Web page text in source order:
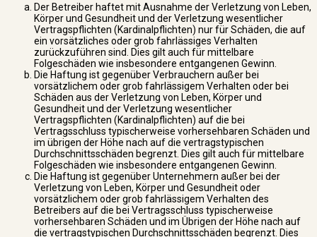
Der Betreiber haftet mit Ausnahme der Verletzung von Leben,
Körper und Gesundheit und der Verletzung wesentlicher
Vertragspflichten (Kardinalpflichten) nur für Schäden, die auf
ein vorsätzliches oder grob fahrlässiges Verhalten
zurückzuführen sind. Dies gilt auch für mittelbare
Folgeschäden wie insbesondere entgangenen Gewinn.
Die Haftung ist gegenüber Verbrauchern außer bei
vorsätzlichem oder grob fahrlässigem Verhalten oder bei
Schäden aus der Verletzung von Leben, Körper und
Gesundheit und der Verletzung wesentlicher
Vertragspflichten (Kardinalpflichten) auf die bei
Vertragsschluss typischerweise vorhersehbaren Schäden und
im übrigen der Höhe nach auf die vertragstypischen
Durchschnittsschäden begrenzt. Dies gilt auch für mittelbare
Folgeschäden wie insbesondere entgangenen Gewinn.
Die Haftung ist gegenüber Unternehmern außer bei der
Verletzung von Leben, Körper und Gesundheit oder
vorsätzlichem oder grob fahrlässigem Verhalten des
Betreibers auf die bei Vertragsschluss typischerweise
vorhersehbaren Schäden und im Übrigen der Höhe nach auf
die vertragstypischen Durchschnittsschäden begrenzt. Dies